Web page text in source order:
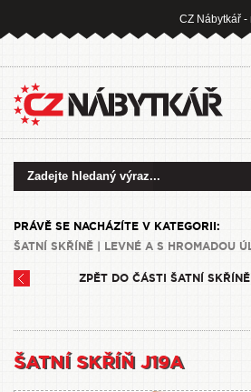
CZ Nábytkář
PRÁVĚ SE NACHÁZÍTE V KATEGORII:
ŠATNÍ SKŘÍNĚ | LEVNÉ A S HROMADOU
ZPĚT DO ČÁSTI ŠATNÍ
ŠATNÍ SKŘÍŇ J19A